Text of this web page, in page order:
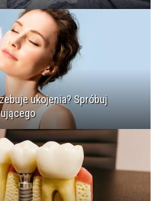
ukojenia? Spróbuj